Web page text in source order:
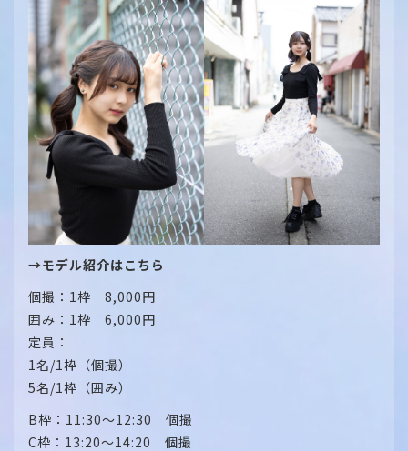
→モデル紹介はこちら
個撮：1枠 8,000円
囲み：1枠 6,000円
定員：
1名/1枠（個撮）
5名/1枠（囲み）
B枠：11:30～12:30 個撮
C枠：13:20～14:20 個撮